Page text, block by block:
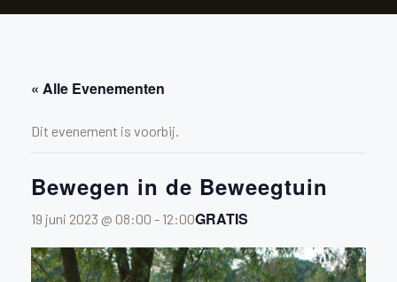
« Alle Evenementen
Dit evenement is voorbij.
Bewegen in de Beweegtuin
19 juni 2023 @ 08:00 - 12:00GRATIS